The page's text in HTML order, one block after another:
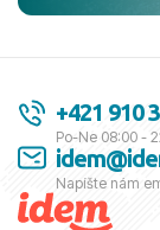
+421 910
Po-Ne 08:00 -
Napíšte nám